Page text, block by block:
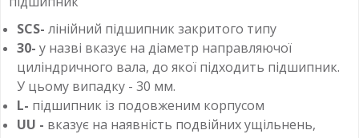
SCS- лінійний підшипник закритого типу
30- у назві вказує на діаметр направляючої
циліндричного вала, до якої підходить підшипник.
У цьому випадку - 30 мм.
L- підшипник із подовженим корпусом
UU - вказує на наявність подвійних ущільнень,